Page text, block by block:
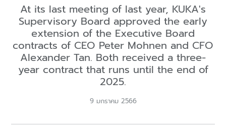
At its last meeting of last year, KUKA's
Supervisory Board approved the early
extension of the Executive Board
contracts of CEO Peter Mohnen and CFO
Alexander Tan. Both received a three-
year contract that runs until the end of
2025.
9 มกราคม 2566